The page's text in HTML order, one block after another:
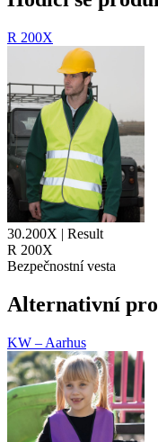
R 200X
30.200X | Result
R 200X
Bezpečnostní vesta
Alternativní
KW – Aarhus